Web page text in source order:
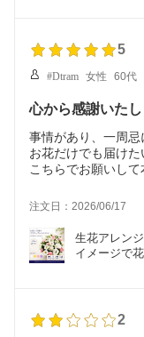
5
#Dtram 女性 60代
心から感謝いた
事情があり、一周忌
お花だけでも届けた
こちらでお願いして
注文日：2026/06/17
生花アレン
イメージで
2